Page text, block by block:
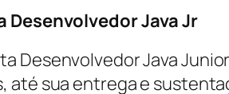
Desenvolvedor Java Jr
Desenvolvedor Java
até sua entrega e